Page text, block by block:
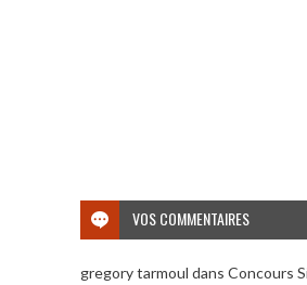
VOS COMMENTAIRES
gregory tarmoul dans Concours